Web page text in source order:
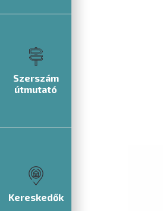
Szerszám
útmutató
Kereskedők